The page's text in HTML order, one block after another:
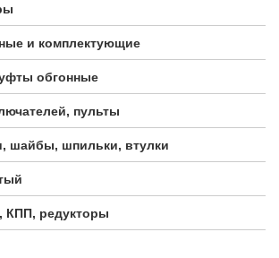
и комплектующие
обгонные
пульты
шайбы, шпильки, втулки
КПП, редукторы